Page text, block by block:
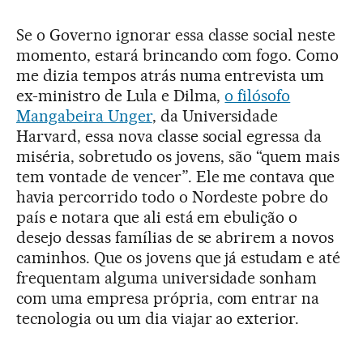
Se o Governo ignorar essa classe social neste
momento, estará brincando com fogo. Como
me dizia tempos atrás numa entrevista um
ex-ministro de Lula e Dilma,o filósofo
Mangabeira Unger, da Universidade
Harvard, essa nova classe social egressa da
miséria, sobretudo os jovens, são “quem mais
tem vontade de vencer”. Ele me contava que
havia percorrido todo o Nordeste pobre do
país e notara que ali está em ebulição o
desejo dessas famílias de se abrirem a novos
caminhos. Que os jovens que já estudam e até
frequentam alguma universidade sonham
com uma empresa própria, com entrar na
tecnologia ou um dia viajar ao exterior.